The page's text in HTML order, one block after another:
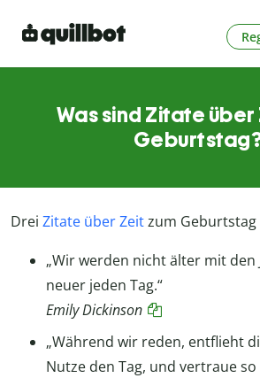
Was sind Zitate über
Drei Zitate über Zeitzum Geburtstag
„Wir werden nicht älter mit den
neuer jeden Tag.“
Emily Dickinson
„Während wir reden, entflieht
Nutze den Tag, und vertraue